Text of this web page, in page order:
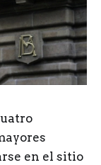
en el sitio